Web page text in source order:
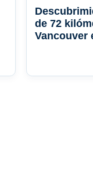
de 72
Vancouver